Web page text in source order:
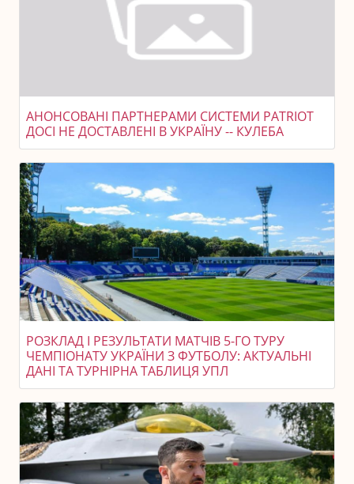
АНОНСОВАНІ ПАРТНЕРАМИ СИСТЕМИ PATRIOT
ДОСІ НЕ ДОСТАВЛЕНІ В УКРАЇНУ -- КУЛЕБА
РОЗКЛАД І РЕЗУЛЬТАТИ МАТЧІВ 5-ГО ТУРУ
ЧЕМПІОНАТУ УКРАЇНИ З ФУТБОЛУ: АКТУАЛЬНІ
ДАНІ ТА ТУРНІРНА ТАБЛИЦЯ УПЛ